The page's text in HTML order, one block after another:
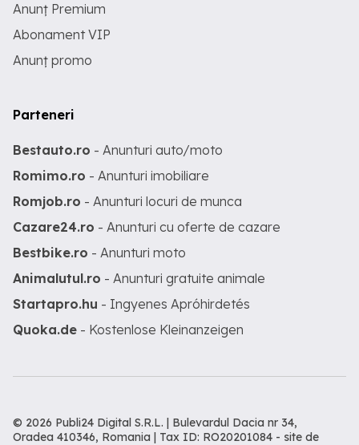
Anunț Premium
Abonament VIP
Anunț promo
Parteneri
Bestauto.ro - Anunturi auto/moto
Romimo.ro - Anunturi imobiliare
Romjob.ro - Anunturi locuri de munca
Cazare24.ro - Anunturi cu oferte de cazare
Bestbike.ro - Anunturi moto
Animalutul.ro - Anunturi gratuite animale
Startapro.hu - Ingyenes Apróhirdetés
Quoka.de - Kostenlose Kleinanzeigen
© 2026 Publi24 Digital S.R.L. | Bulevardul Dacia nr 34,
Oradea 410346, Romania | Tax ID: RO20201084 - site de